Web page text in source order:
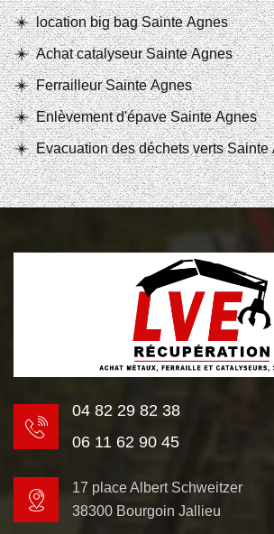
location big bag Sainte Agnes
Achat catalyseur Sainte Agnes
Ferrailleur Sainte Agnes
Enlèvement d'épave Sainte Agnes
Evacuation des déchets verts Sainte
04 82 29 82 38
06 11 62 90 45
17 place Albert Schweitzer
38300 Bourgoin Jallieu